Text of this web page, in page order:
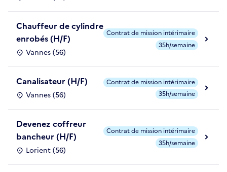
Chauffeur de cylindre
enrobés (H/F)
Vannes (56)
Contrat de mission intérimaire
35h/semaine
Canalisateur (H/F)
Vannes (56)
Contrat de mission intérimaire
35h/semaine
Devenez coffreur
bancheur (H/F)
Lorient (56)
Contrat de mission intérimaire
35h/semaine